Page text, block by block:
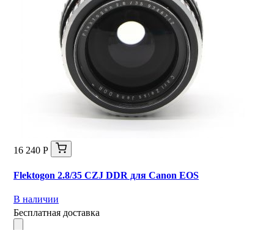
16 240 Р
Flektogon 2.8/35 CZJ DDR для Canon EOS
В наличии
Бесплатная доставка